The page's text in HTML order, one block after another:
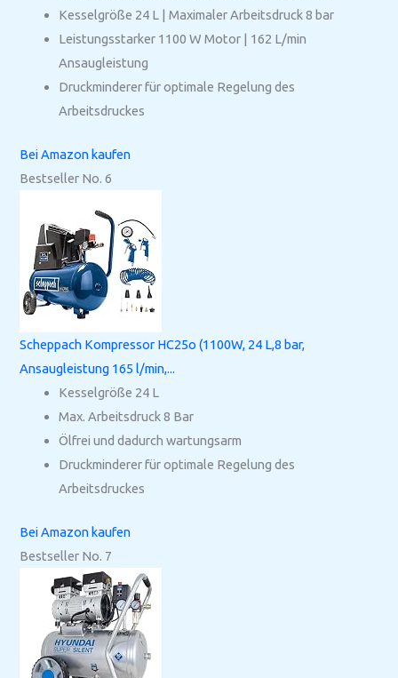
Kesselgröße 24 L | Maximaler Arbeitsdruck 8 bar
Leistungsstarker 1100 W Motor | 162 L/min
Ansaugleistung
Druckminderer für optimale Regelung des
Arbeitsdruckes
Bei Amazon kaufen
Bestseller No. 6
Scheppach Kompressor HC25o (1100W, 24 L,8 bar,
Ansaugleistung 165 l/min,...
Kesselgröße 24 L
Max. Arbeitsdruck 8 Bar
Ölfrei und dadurch wartungsarm
Druckminderer für optimale Regelung des
Arbeitsdruckes
Bei Amazon kaufen
Bestseller No. 7